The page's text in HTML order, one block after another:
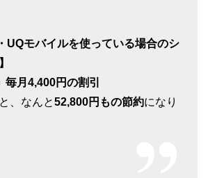
UQモバイルを使っている場合のシ
毎月4,400円の割引
、なんと52,800円もの節約になり